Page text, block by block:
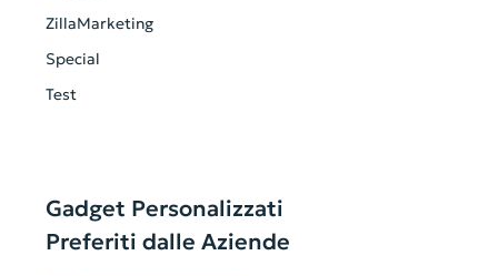
ZillaMarketing
Special
Test
Gadget Personalizzati
Preferiti dalle Aziende